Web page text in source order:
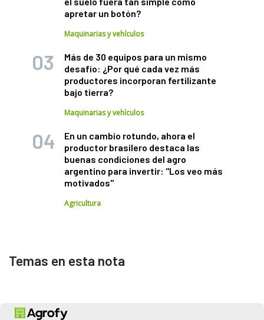
apretar un botón?
Maquinarias y vehículos
Más de 30 equipos para un mismo
desafío: ¿Por qué cada vez más
productores incorporan fertilizante
bajo tierra?
Maquinarias y vehículos
En un cambio rotundo, ahora el
productor brasilero destaca las
buenas condiciones del agro
argentino para invertir: "Los veo más
motivados"
Agricultura
Temas en esta nota